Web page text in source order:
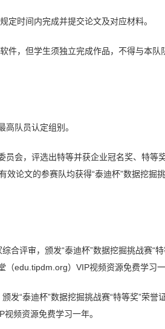
定时间内完成并提交论文及对应材料。
件，但学生须独立完成作品，不得与本
队员认定组别。
会，评选出特等并获企业冠名奖、特等
论文的参赛队均获得“泰迪杯”数据挖掘
评审，颁发“泰迪杯”数据挖掘挑战赛“
edu.tipdm.org）VIP视频资源免费学习一
“泰迪杯”数据挖掘挑战赛“特等奖”荣誉
频资源免费学习一年。